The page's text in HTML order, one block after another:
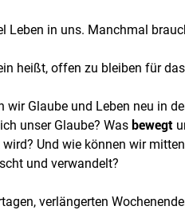
Leben in uns. Manchmal
heißt, offen zu bleiben für
wir Glaube und Leben neu in
unser Glaube? Was bewegt
wird? Und wie können wir
und verwandelt?
verlängerten